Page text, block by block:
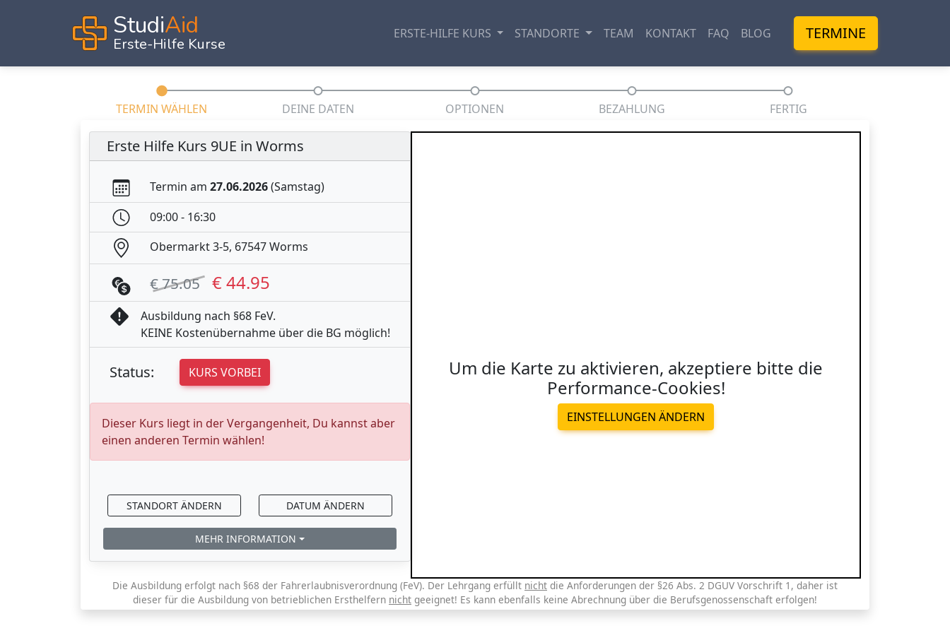
StudiAid
Erste-Hilfe Kurse
ERSTE-HILFE KURS STANDORTE TEAM KONTAKT FAQ BLOG TERMINE
TERMIN WÄHLEN DEINE DATEN OPTIONEN BEZAHLUNG FERTIG
Erste Hilfe Kurs 9UE in Worms
Termin am 27.06.2026(Samstag)
09:00 - 16:30
Obermarkt 3-5, 67547 Worms
€ 75.05 € 44.95
Ausbildung nach §68 FeV.
KEINE Kostenübernahme über die BG möglich!
Status: KURS VORBEI
Dieser Kurs liegt in der Vergangenheit, Du kannst aber
einen anderen Termin wählen!
STANDORT ÄNDERN DATUM ÄNDERN
MEHR INFORMATION
Um die Karte zu aktivieren, akzeptiere bitte die
Performance-Cookies!
EINSTELLUNGEN ÄNDERN
Die Ausbildung erfolgt nach §68 der Fahrerlaubnisverordnung (FeV). Der Lehrgang erfüllt nicht die Anforderungen der §26 Abs. 2 DGUV Vorschrift 1, daher ist
dieser für die Ausbildung von betrieblichen Ersthelfern nicht geeignet! Es kann ebenfalls keine Abrechnung über die Berufsgenossenschaft erfolgen!